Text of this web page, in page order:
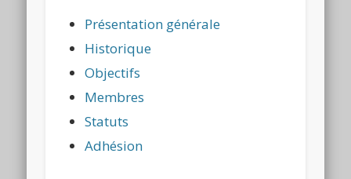
Présentation générale
Historique
Objectifs
Membres
Statuts
Adhésion